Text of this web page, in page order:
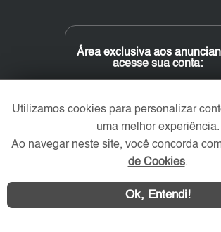
WhatsApp
Área exclusiva aos
acesse sua conta:
Utilizamos cookies para personalizar
uma melhor experiência.
Ao navegar neste site, você concorda
de Cookies.
Ok, Entendi!